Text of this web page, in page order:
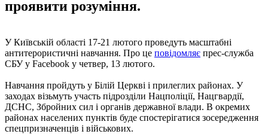
проявити розуміння.
У Київській області 17-21 лютого проведуть масштабні
антитерористичні навчання. Про це повідомляє прес-служба
СБУ у Facebook у четвер, 13 лютого.
Навчання пройдуть у Білій Церкві і прилеглих районах. У
заходах візьмуть участь підрозділи Нацполіції, Нацгвардії,
ДСНС, Збройних сил і органів державної влади. В окремих
районах населених пунктів буде спостерігатися зосередження
спецпризначенців і військових.